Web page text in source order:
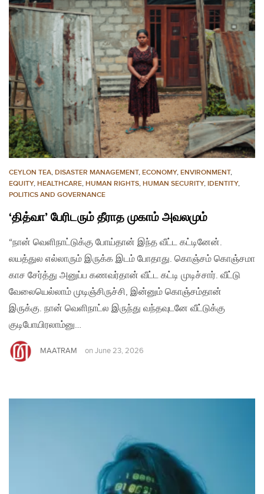
CEYLON TEA, DISASTER MANAGEMENT, ECONOMY, ENVIRONMENT,
EQUITY, HEALTHCARE, HUMAN RIGHTS, HUMAN SECURITY, IDENTITY,
POLITICS AND GOVERNANCE
‘தித்வா’ பேரிடரும் தீராத முகாம் அவலமும்
“நான் வெளிநாட்டுக்கு போய்தான் இந்த வீட்ட கட்டினேன்.
லயத்துல எல்லாரும் இருக்க இடம் போதாது. கொஞ்சம் கொஞ்சமா
காச சேர்த்து அனுப்ப கணவர்தான் வீட்ட கட்டி முடிச்சார். வீட்டு
வேலையெல்லாம் முடிஞ்சிருச்சி, இன்னும் கொஞ்சம்தான்
இருக்கு. நான் வெளிநாட்ல இருந்து வந்தவுடனே வீட்டுக்கு
குடிபோயிரலாம்னு…
MAATRAM on June 23, 2026